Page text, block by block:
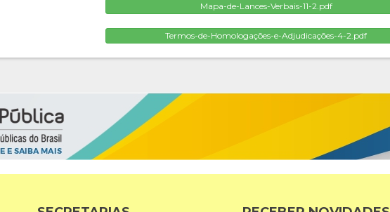
Mapa-de-Lances-Verbais-11-2.pdf
Termos-de-Homologações-e-Adjudicações-4-2.pdf